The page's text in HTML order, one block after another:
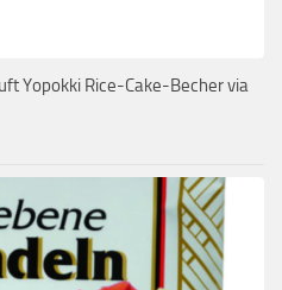
Yopokki Rice-Cake-Becher via